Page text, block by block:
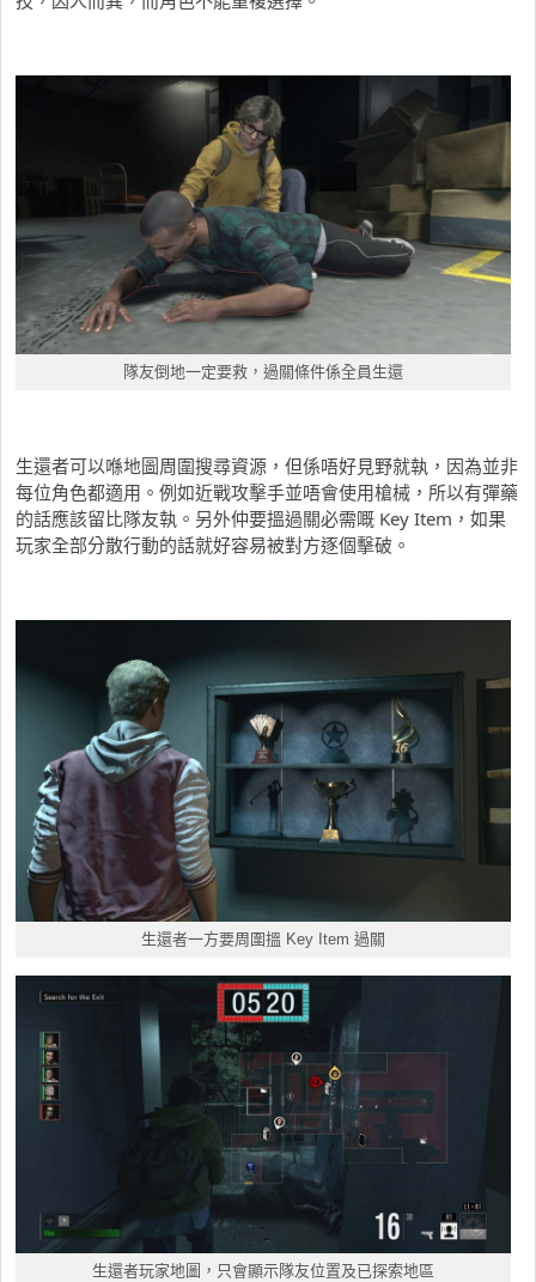
隊友倒地一定要救，過關條件係全員生還
生還者可以喺地圖周圍搜尋資源，但係唔好見野就執，因為並非
每位角色都適用。例如近戰攻擊手並唔會使用槍械，所以有彈藥
的話應該留比隊友執。另外仲要搵過關必需嘅 Key Item，如果
玩家全部分散行動的話就好容易被對方逐個擊破。
生還者一方要周圍搵 Key Item 過關
生還者玩家地圖，只會顯示隊友位置及已探索地區